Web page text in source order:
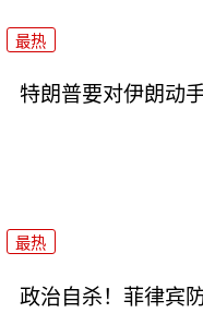
最热
特朗普要对伊朗动
最热
政治自杀！菲律宾